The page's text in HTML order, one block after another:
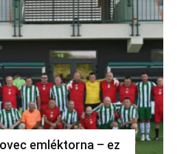
emléktorna – ez